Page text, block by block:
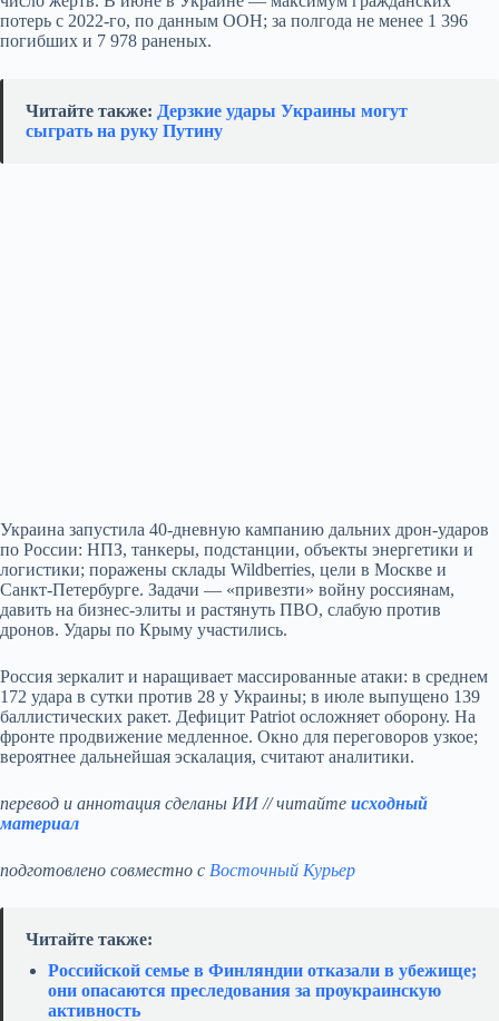
потерь с 2022‑го, по данным ООН; за полгода не менее 1 396
погибших и 7 978 раненых.
Читайте также: Дерзкие удары Украины могут
сыграть на руку Путину
Украина запустила 40‑дневную кампанию дальних дрон‑ударов
по России: НПЗ, танкеры, подстанции, объекты энергетики и
логистики; поражены склады Wildberries, цели в Москве и
Санкт‑Петербурге. Задачи — «привезти» войну россиянам,
давить на бизнес‑элиты и растянуть ПВО, слабую против
дронов. Удары по Крыму участились.
Россия зеркалит и наращивает массированные атаки: в среднем
172 удара в сутки против 28 у Украины; в июле выпущено 139
баллистических ракет. Дефицит Patriot осложняет оборону. На
фронте продвижение медленное. Окно для переговоров узкое;
вероятнее дальнейшая эскалация, считают аналитики.
перевод и аннотация сделаны ИИ // читайте исходный
материал
подготовлено совместно с Восточный Курьер
Читайте также:
Российской семье в Финляндии отказали в убежище;
они опасаются преследования за проукраинскую
активность